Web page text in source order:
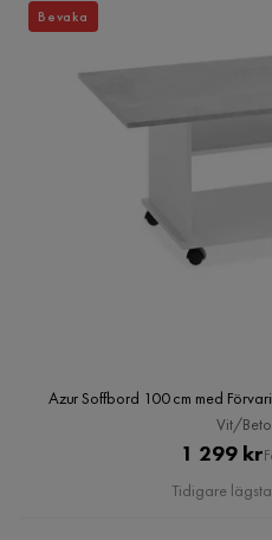
Azur Soffbord 100 cm med
Vit/
1 299 kr
Tidigare
Bevaka